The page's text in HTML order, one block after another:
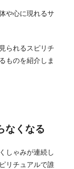
や心に現れるサ
られるスピリチ
ものを紹介しま
なくなる
しゃみが連続し
リチュアルで誰